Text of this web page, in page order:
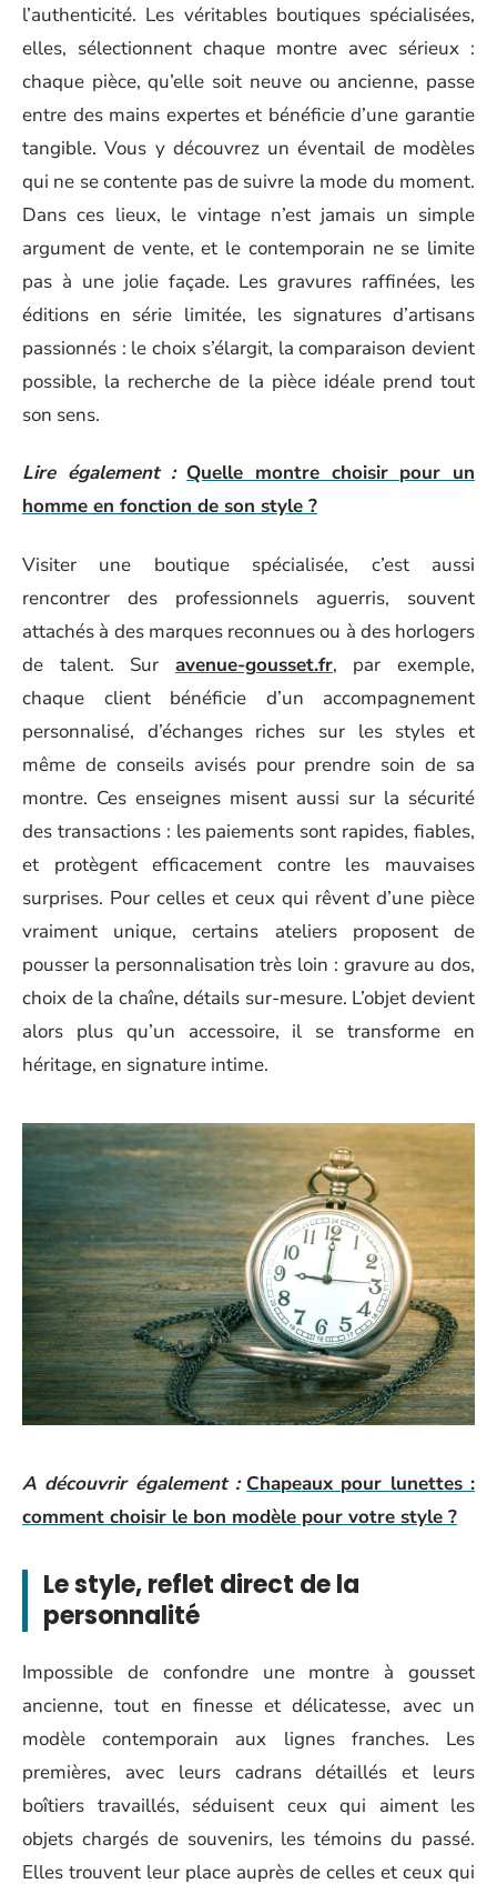
l’authenticité. Les véritables boutiques spécialisées,
elles, sélectionnent chaque montre avec sérieux :
chaque pièce, qu’elle soit neuve ou ancienne, passe
entre des mains expertes et bénéficie d’une garantie
tangible. Vous y découvrez un éventail de modèles
qui ne se contente pas de suivre la mode du moment.
Dans ces lieux, le vintage n’est jamais un simple
argument de vente, et le contemporain ne se limite
pas à une jolie façade. Les gravures raffinées, les
éditions en série limitée, les signatures d’artisans
passionnés : le choix s’élargit, la comparaison devient
possible, la recherche de la pièce idéale prend tout
son sens.
Lire également : Quelle montre choisir pour un
homme en fonction de son style ?
Visiter une boutique spécialisée, c’est aussi
rencontrer des professionnels aguerris, souvent
attachés à des marques reconnues ou à des horlogers
de talent. Sur avenue-gousset.fr, par exemple,
chaque client bénéficie d’un accompagnement
personnalisé, d’échanges riches sur les styles et
même de conseils avisés pour prendre soin de sa
montre. Ces enseignes misent aussi sur la sécurité
des transactions : les paiements sont rapides, fiables,
et protègent efficacement contre les mauvaises
surprises. Pour celles et ceux qui rêvent d’une pièce
vraiment unique, certains ateliers proposent de
pousser la personnalisation très loin : gravure au dos,
choix de la chaîne, détails sur-mesure. L’objet devient
alors plus qu’un accessoire, il se transforme en
héritage, en signature intime.
A découvrir également : Chapeaux pour lunettes :
comment choisir le bon modèle pour votre style ?
Le style, reflet direct de la
personnalité
Impossible de confondre une montre à gousset
ancienne, tout en finesse et délicatesse, avec un
modèle contemporain aux lignes franches. Les
premières, avec leurs cadrans détaillés et leurs
boîtiers travaillés, séduisent ceux qui aiment les
objets chargés de souvenirs, les témoins du passé.
Elles trouvent leur place auprès de celles et ceux qui